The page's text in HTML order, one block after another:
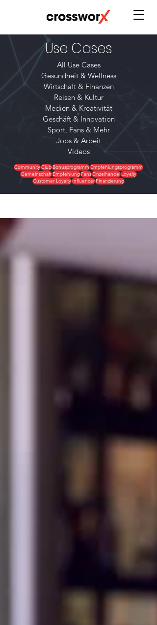
Use Cases
All Use Cases
Gesundheit & Wellness
Wirtschaft & Finanzen
Reisen & Kultur
Medien & Kreativität
Geschäft & Innovation
Sport, Fans & Mehr
Jobs & Arbeit
Videos
CommunityClubBonusprogrammEmpfehlungsprogramm
GemeinschaftEmpfehlungFansEinzelhandelLoyalty
Customer LoyaltyInfluencerFinanzierung